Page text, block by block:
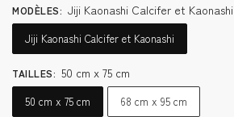
MODÈLES: Jiji Kaonashi Calcifer et Kaonashi
Jiji Kaonashi Calcifer et Kaonashi
TAILLES: 50 cm x 75 cm
50 cm x 75 cm
68 cm x 95 cm